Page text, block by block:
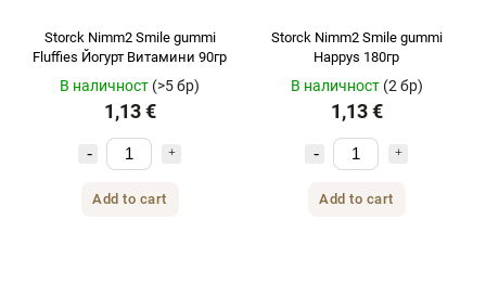
Storck Nimm2 Smile gummi
Fluffies Йогурт Витамини 90гр
В наличност (>5 бр)
1,13 €
Add to cart
Storck Nimm2 Smile gummi
Happys 180гр
В наличност (2 бр)
1,13 €
Add to cart